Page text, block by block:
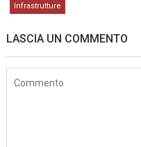
Infrastrutture
LASCIA UN COMMENTO